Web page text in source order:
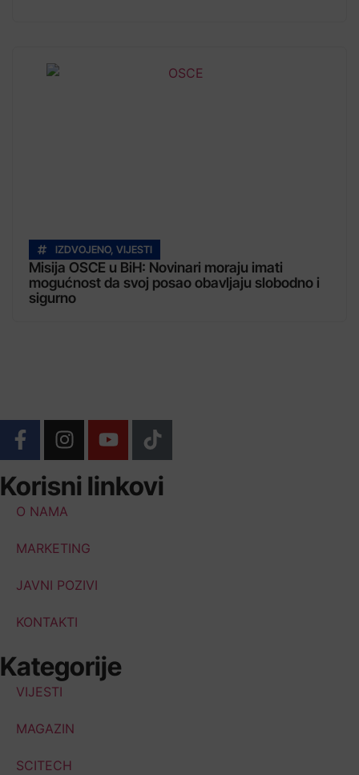
IZDVOJENO, VIJESTI
Misija OSCE u BiH: Novinari moraju imati
mogućnost da svoj posao obavljaju slobodno i
sigurno
Korisni linkovi
O NAMA
MARKETING
JAVNI POZIVI
KONTAKTI
Kategorije
VIJESTI
MAGAZIN
SCITECH